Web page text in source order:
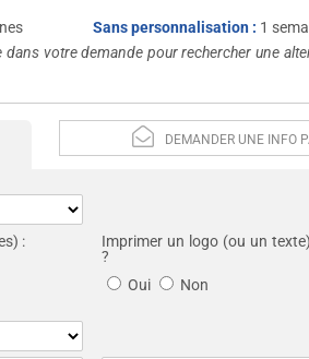
Sans personnalisation : 1
dans votre demande pour rechercher une
DEMANDER UNE INFO
:
Imprimer un logo (ou un
?
Oui
Non